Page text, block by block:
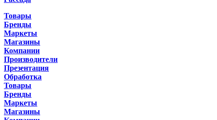
Товары
Бренды
Маркеты
Магазины
Компании
Производители
Презентация
Обработка
Товары
Бренды
Маркеты
Магазины